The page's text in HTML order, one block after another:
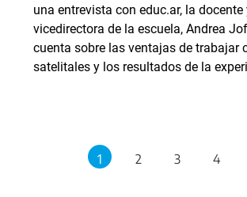
una entrevista con educ.ar, la docente
vicedirectora de la escuela, Andrea
cuenta sobre las ventajas de trabajar
satelitales y los resultados de la
1 2 3 4